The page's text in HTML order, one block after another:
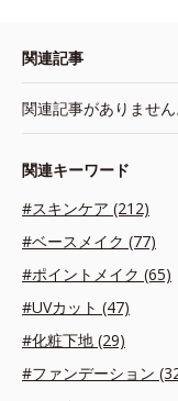
関連記事
関連記事がありません
関連キーワード
#スキンケア (212)
#ベースメイク (77)
#ポイントメイク (65)
#UVカット (47)
#化粧下地 (29)
#ファンデーション